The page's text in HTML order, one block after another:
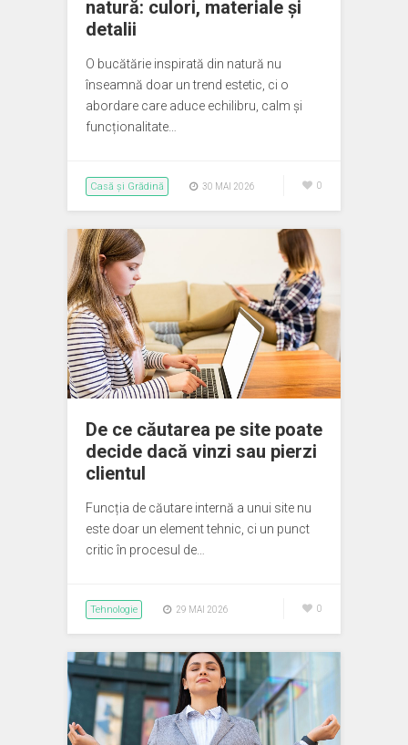
natură: culori, materiale și
detalii
O bucătărie inspirată din natură nu
înseamnă doar un trend estetic, ci o
abordare care aduce echilibru, calm și
funcționalitate…
Casă și Grădină 30 MAI 2026 0
De ce căutarea pe site poate
decide dacă vinzi sau pierzi
clientul
Funcția de căutare internă a unui site nu
este doar un element tehnic, ci un punct
critic în procesul de…
Tehnologie 29 MAI 2026 0